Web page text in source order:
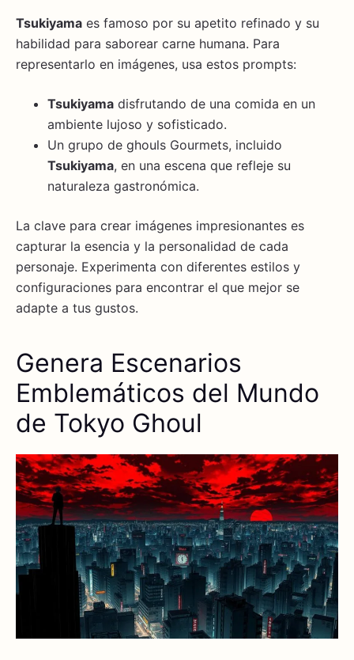
Tsukiyama es famoso por su apetito refinado y su
habilidad para saborear carne humana. Para
representarlo en imágenes, usa estos prompts:
Tsukiyama disfrutando de una comida en un
ambiente lujoso y sofisticado.
Un grupo de ghouls Gourmets, incluido
Tsukiyama, en una escena que refleje su
naturaleza gastronómica.
La clave para crear imágenes impresionantes es
capturar la esencia y la personalidad de cada
personaje. Experimenta con diferentes estilos y
configuraciones para encontrar el que mejor se
adapte a tus gustos.
Genera Escenarios
Emblemáticos del Mundo
de Tokyo Ghoul